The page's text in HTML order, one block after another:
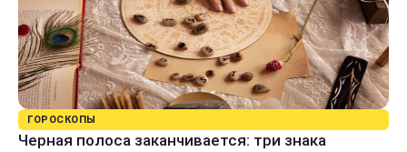
ГОРОСКОПЫ
Черная полоса заканчивается: три знака